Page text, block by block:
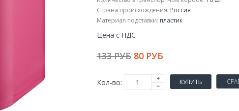
Страна происхождения: Россия
Материал подставки: пластик
Цена с НДС
133 РУБ 80 РУБ
Кол-во: КУПИТЬ